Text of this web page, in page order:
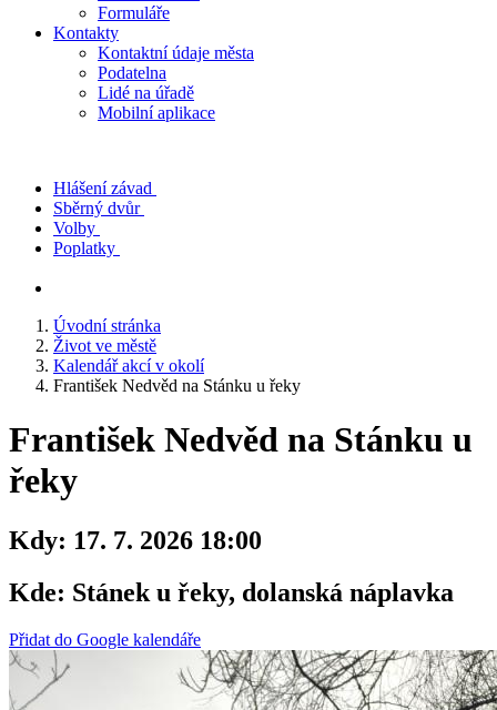
Formuláře
Kontakty
Kontaktní údaje města
Podatelna
Lidé na úřadě
Mobilní aplikace
Hlášení závad
Sběrný dvůr
Volby
Poplatky
Úvodní stránka
Život ve městě
Kalendář akcí v okolí
František Nedvěd na Stánku u řeky
František Nedvěd na Stánku u
řeky
Kdy: 17. 7. 2026 18:00
Kde: Stánek u řeky, dolanská náplavka
Přidat do Google kalendáře